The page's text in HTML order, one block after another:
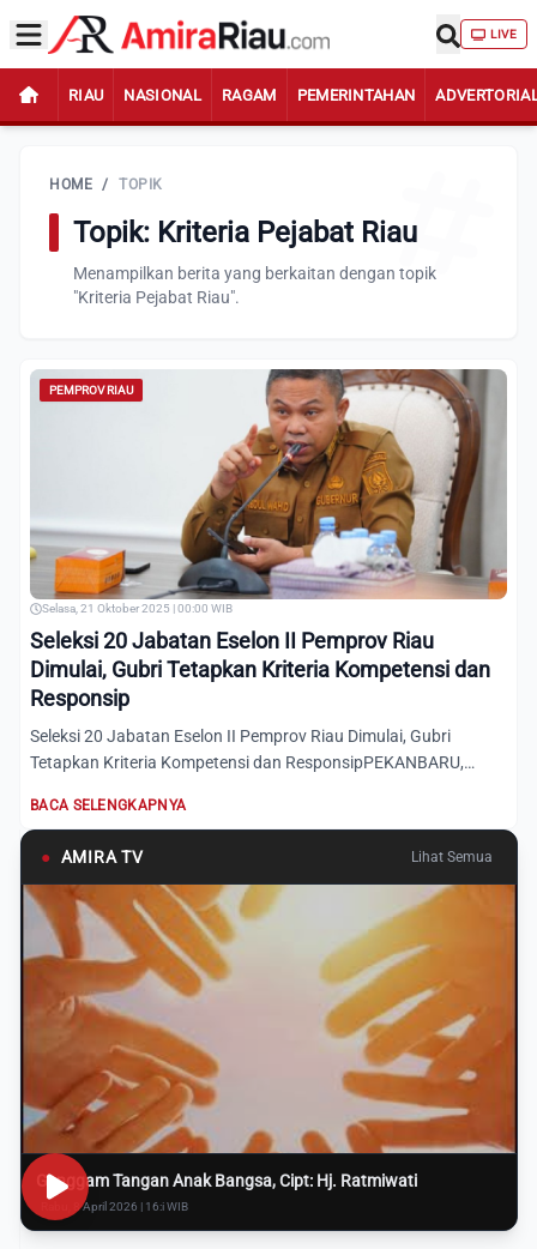
LIVE
RIAU NASIONAL RAGAM PEMERINTAHAN
HOME / TOPIK
Topik: Kriteria Pejabat Riau
Menampilkan berita yang berkaitan dengan topik
"Kriteria Pejabat Riau".
PEMPROV RIAU
Selasa, 21 Oktober 2025 | 00:00 WIB
Seleksi 20 Jabatan Eselon II Pemprov Riau
Dimulai, Gubri Tetapkan Kriteria Kompetensi dan
Responsip
Seleksi 20 Jabatan Eselon II Pemprov Riau Dimulai, Gubri
Tetapkan Kriteria Kompetensi dan ResponsipPEKANBARU,
BACA SELENGKAPNYA
● AMIRA TV Lihat Semua
Genggam Tangan Anak Bangsa, Cipt: Hj. Ratmiwati
Rabu, 8 April 2026 | 16:i WIB